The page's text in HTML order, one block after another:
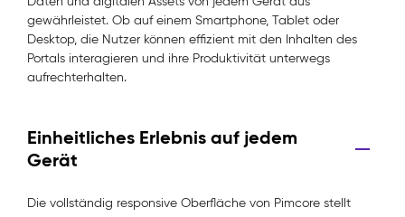
gewährleistet. Ob auf einem Smartphone, Tablet oder
Desktop, die Nutzer können effizient mit den Inhalten des
Portals interagieren und ihre Produktivität unterwegs
aufrechterhalten.
Einheitliches Erlebnis auf jedem
Gerät
Die vollständig responsive Oberfläche von Pimcore stellt